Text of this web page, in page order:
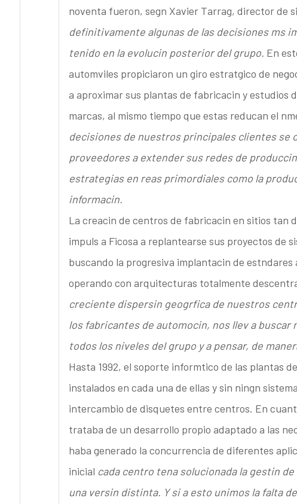
noventa fueron, segn Xavier Tarrag, director de
definitivamente algunas de las decisiones ms
tenido en la evolucin posterior del grupo. En
automviles propiciaron un giro estratgico de
a aproximar sus plantas de fabricacin y estudios
marcas, al mismo tiempo que estas reducan el
decisiones de nuestros principales clientes se
proveedores a extender sus redes de
estrategias en reas primordiales como la
informacin.
La creacin de centros de fabricacin en sitios tan
impuls a Ficosa a replantearse sus proyectos de
buscando la progresiva implantacin de
operando con arquitecturas totalmente
creciente dispersin geogrfica de nuestros
los fabricantes de automocin, nos llev a
todos los niveles del grupo y a pensar, de
Hasta 1992, el soporte informtico de las plantas
instalados en cada una de ellas y sin ningn
intercambio de disquetes entre centros. En
trataba de un desarrollo propio adaptado a las
haba generado la concurrencia de diferentes
inicial cada centro tena solucionada la gestin
una versin distinta. Y si a esto unimos la falta